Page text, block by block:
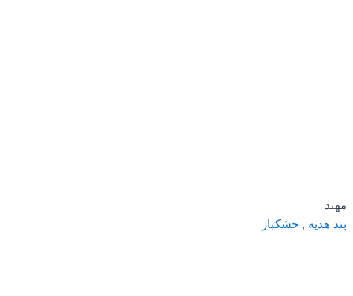
مهند
بند هدیه , خشکبار